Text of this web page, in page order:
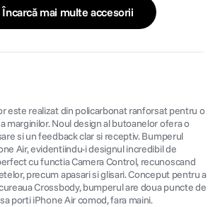
Încarcă mai multe accesorii
este realizat din policarbonat ranforsat pentru o
marginilor. Noul design al butoanelor ofera o
si un feedback clar si receptiv. Bumperul
Air, evidentiindu-i designul incredibil de
cu functia Camera Control, recunoscand
precum apasari si glisari. Conceput pentru a
Crossbody, bumperul are doua puncte de
porti iPhone Air comod, fara maini.